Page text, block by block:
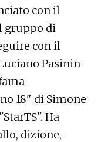
con il
gruppo di
con il
Pasinin
18" di Simone
Ha
dizione,